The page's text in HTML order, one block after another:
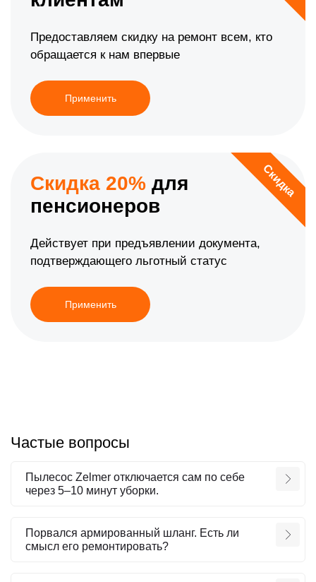
Предоставляем скидку на ремонт всем, кто
обращается к нам впервые
Применить
Скидка
Скидка 20% для
пенсионеров
Действует при предъявлении документа,
подтверждающего льготный статус
Применить
Частые вопросы
Пылесос Zelmer отключается сам по себе
через 5–10 минут уборки.
Порвался армированный шланг. Есть ли
смысл его ремонтировать?